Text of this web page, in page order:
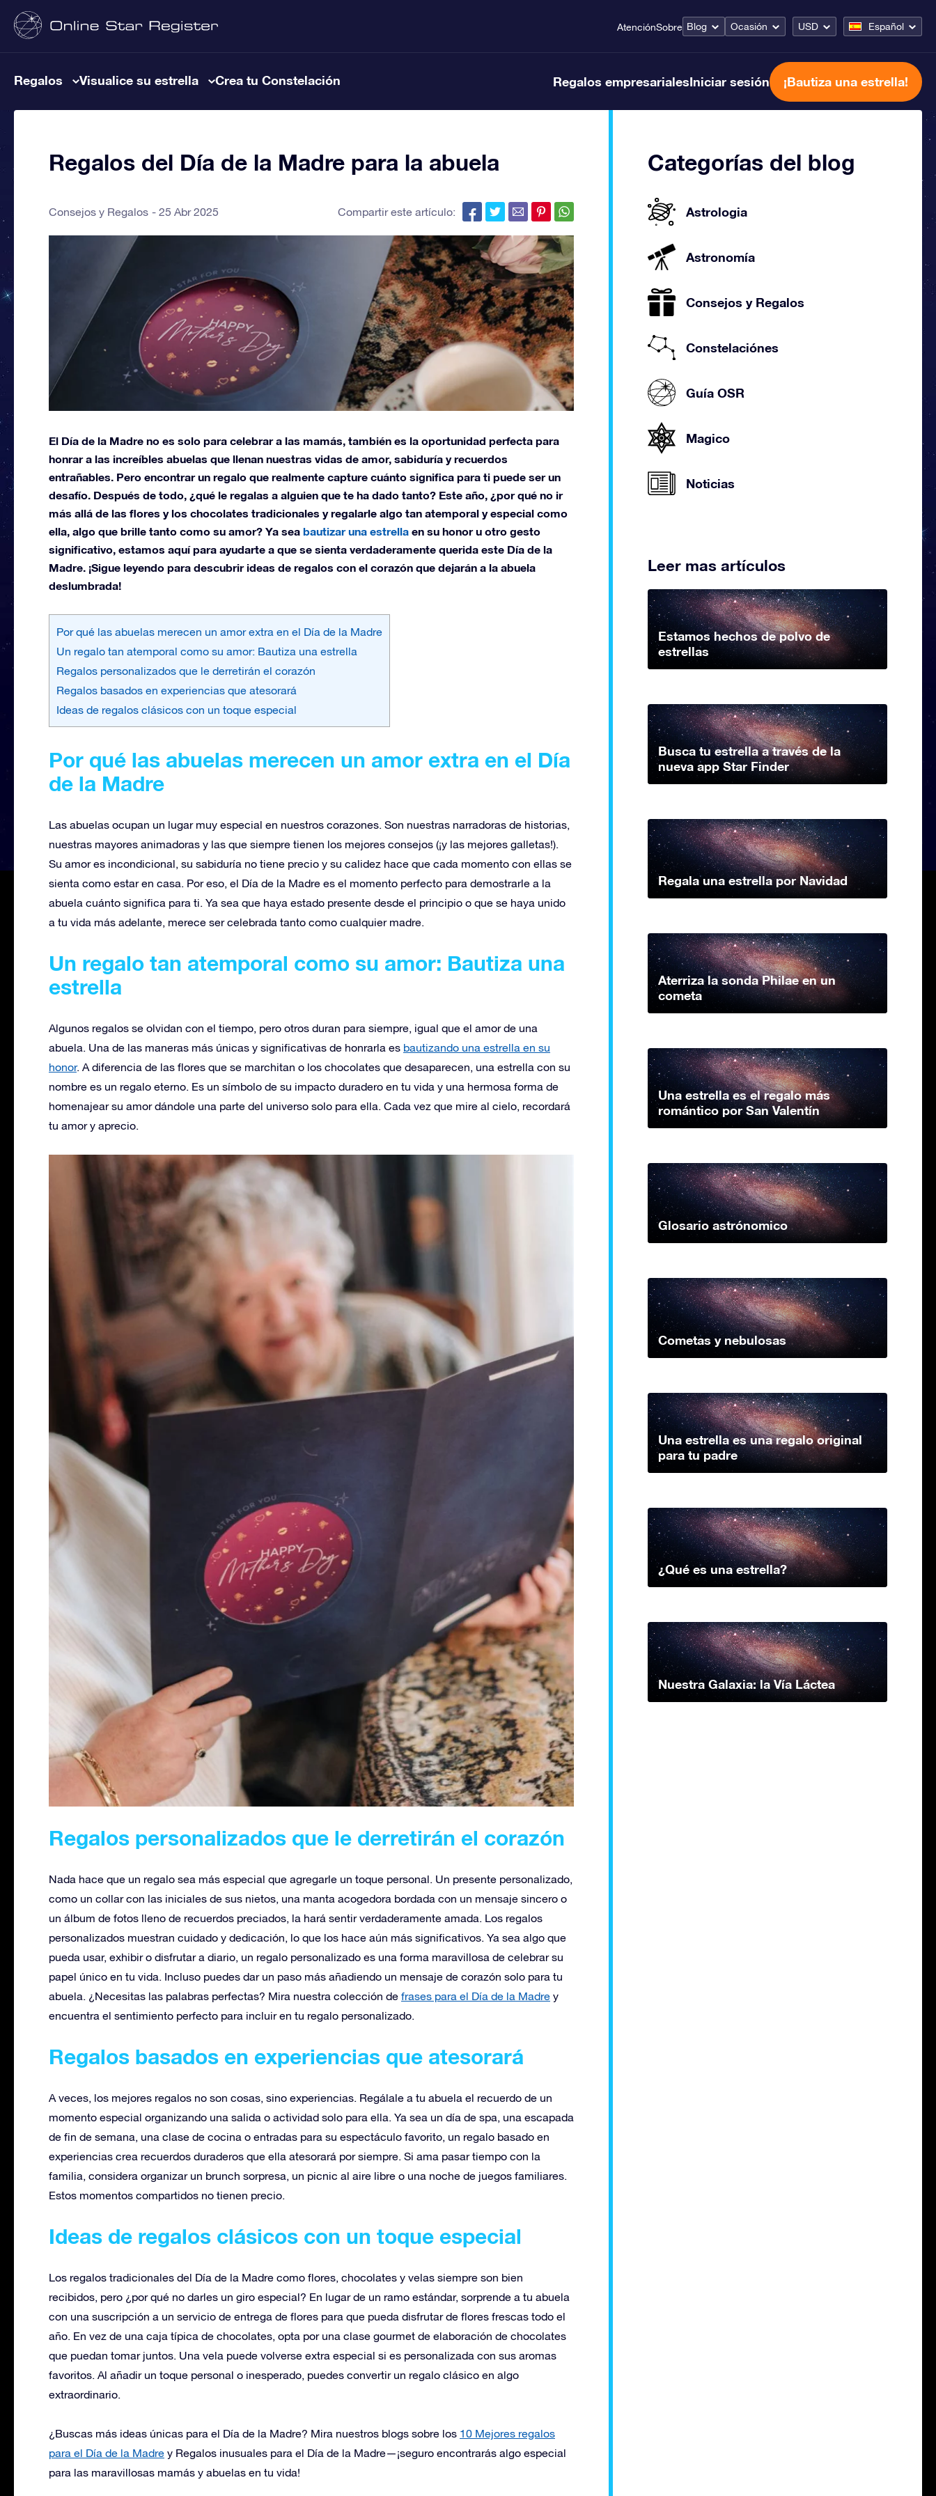
AtenciónSobre Blog Ocasión USD Español
Regalos Visualice su estrella Crea tu Constelación Regalos empresarialesIniciar sesión ¡Bautiza una estrella!
Regalos del Día de la Madre para la abuela
Consejos y Regalos 25 Abr 2025 Compartir este artículo:
El Día de la Madre no es solo para celebrar a las mamás, también es la oportunidad perfecta para
honrar a las increíbles abuelas que llenan nuestras vidas de amor, sabiduría y recuerdos
entrañables. Pero encontrar un regalo que realmente capture cuánto significa para ti puede ser un
desafío. Después de todo, ¿qué le regalas a alguien que te ha dado tanto? Este año, ¿por qué no ir
más allá de las flores y los chocolates tradicionales y regalarle algo tan atemporal y especial como
ella, algo que brille tanto como su amor? Ya sea bautizar una estrella en su honor u otro gesto
significativo, estamos aquí para ayudarte a que se sienta verdaderamente querida este Día de la
Madre. ¡Sigue leyendo para descubrir ideas de regalos con el corazón que dejarán a la abuela
deslumbrada!
Por qué las abuelas merecen un amor extra en el Día de la Madre
Un regalo tan atemporal como su amor: Bautiza una estrella
Regalos personalizados que le derretirán el corazón
Regalos basados en experiencias que atesorará
Ideas de regalos clásicos con un toque especial
Por qué las abuelas merecen un amor extra en el Día
de la Madre
Las abuelas ocupan un lugar muy especial en nuestros corazones. Son nuestras narradoras de historias,
nuestras mayores animadoras y las que siempre tienen los mejores consejos (¡y las mejores galletas!).
Su amor es incondicional, su sabiduría no tiene precio y su calidez hace que cada momento con ellas se
sienta como estar en casa. Por eso, el Día de la Madre es el momento perfecto para demostrarle a la
abuela cuánto significa para ti. Ya sea que haya estado presente desde el principio o que se haya unido
a tu vida más adelante, merece ser celebrada tanto como cualquier madre.
Un regalo tan atemporal como su amor: Bautiza una
estrella
Algunos regalos se olvidan con el tiempo, pero otros duran para siempre, igual que el amor de una
abuela. Una de las maneras más únicas y significativas de honrarla es bautizando una estrella en su
honor. A diferencia de las flores que se marchitan o los chocolates que desaparecen, una estrella con su
nombre es un regalo eterno. Es un símbolo de su impacto duradero en tu vida y una hermosa forma de
homenajear su amor dándole una parte del universo solo para ella. Cada vez que mire al cielo, recordará
tu amor y aprecio.
Regalos personalizados que le derretirán el corazón
Nada hace que un regalo sea más especial que agregarle un toque personal. Un presente personalizado,
como un collar con las iniciales de sus nietos, una manta acogedora bordada con un mensaje sincero o
un álbum de fotos lleno de recuerdos preciados, la hará sentir verdaderamente amada. Los regalos
personalizados muestran cuidado y dedicación, lo que los hace aún más significativos. Ya sea algo que
pueda usar, exhibir o disfrutar a diario, un regalo personalizado es una forma maravillosa de celebrar su
papel único en tu vida. Incluso puedes dar un paso más añadiendo un mensaje de corazón solo para tu
abuela. ¿Necesitas las palabras perfectas? Mira nuestra colección de frases para el Día de la Madre y
encuentra el sentimiento perfecto para incluir en tu regalo personalizado.
Regalos basados en experiencias que atesorará
A veces, los mejores regalos no son cosas, sino experiencias. Regálale a tu abuela el recuerdo de un
momento especial organizando una salida o actividad solo para ella. Ya sea un día de spa, una escapada
de fin de semana, una clase de cocina o entradas para su espectáculo favorito, un regalo basado en
experiencias crea recuerdos duraderos que ella atesorará por siempre. Si ama pasar tiempo con la
familia, considera organizar un brunch sorpresa, un picnic al aire libre o una noche de juegos familiares.
Estos momentos compartidos no tienen precio.
Ideas de regalos clásicos con un toque especial
Los regalos tradicionales del Día de la Madre como flores, chocolates y velas siempre son bien
recibidos, pero ¿por qué no darles un giro especial? En lugar de un ramo estándar, sorprende a tu abuela
con una suscripción a un servicio de entrega de flores para que pueda disfrutar de flores frescas todo el
año. En vez de una caja típica de chocolates, opta por una clase gourmet de elaboración de chocolates
que puedan tomar juntos. Una vela puede volverse extra especial si es personalizada con sus aromas
favoritos. Al añadir un toque personal o inesperado, puedes convertir un regalo clásico en algo
extraordinario.
¿Buscas más ideas únicas para el Día de la Madre? Mira nuestros blogs sobre los 10 Mejores regalos
para el Día de la Madre y Regalos inusuales para el Día de la Madre—¡seguro encontrarás algo especial
para las maravillosas mamás y abuelas en tu vida!
Categorías del blog
Astrologia
Astronomía
Consejos y Regalos
Constelaciónes
Guía OSR
Magico
Noticias
Leer mas artículos
Estamos hechos de polvo de
estrellas
Busca tu estrella a través de la
nueva app Star Finder
Regala una estrella por Navidad
Aterriza la sonda Philae en un
cometa
Una estrella es el regalo más
romántico por San Valentín
Glosario astrónomico
Cometas y nebulosas
Una estrella es una regalo original
para tu padre
¿Qué es una estrella?
Nuestra Galaxia: la Vía Láctea